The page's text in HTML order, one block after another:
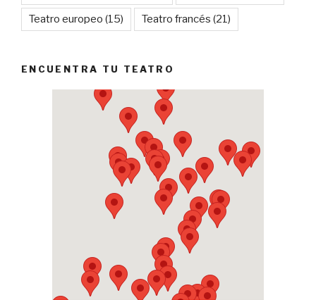
Teatro europeo (15) Teatro francés (21)
ENCUENTRA TU TEATRO